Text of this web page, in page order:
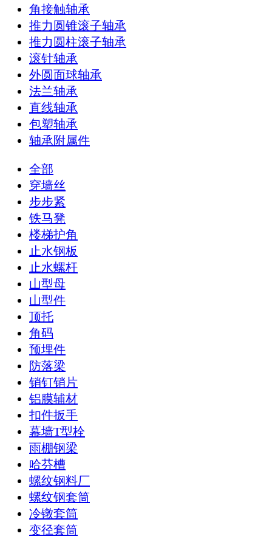
角接触轴承
推力圆锥滚子轴承
推力圆柱滚子轴承
滚针轴承
外圆面球轴承
法兰轴承
直线轴承
包塑轴承
轴承附属件
全部
穿墙丝
步步紧
铁马凳
楼梯护角
止水钢板
止水螺杆
山型母
山型件
顶托
角码
预埋件
防落梁
销钉销片
铝膜辅材
扣件扳手
幕墙T型栓
雨棚钢梁
哈芬槽
螺纹钢料厂
螺纹钢套筒
冷镦套筒
变径套筒